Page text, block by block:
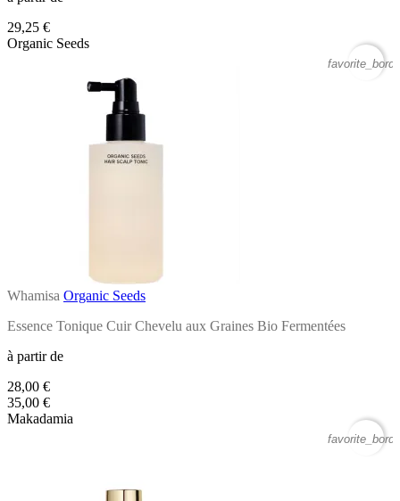
29,25 €
Organic Seeds
Whamisa Organic Seeds
Essence Tonique Cuir Chevelu aux Graines Bio Fermentées
à partir de
28,00 €
35,00 €
Makadamia